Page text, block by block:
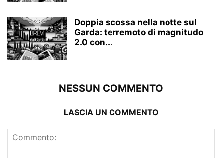
Doppia scossa nella notte sul
Garda: terremoto di magnitudo
2.0 con...
NESSUN COMMENTO
LASCIA UN COMMENTO